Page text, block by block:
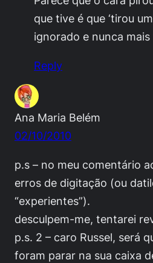
que tive é que ‘tirou
ignorado e nunca
Reply
Ana Maria Belém
02/10/2010
p.s – no meu comentário
erros de digitação (ou
“experientes”).
desculpem-me, tentarei
p.s. 2 – caro Russel, será
foram parar na sua caixa